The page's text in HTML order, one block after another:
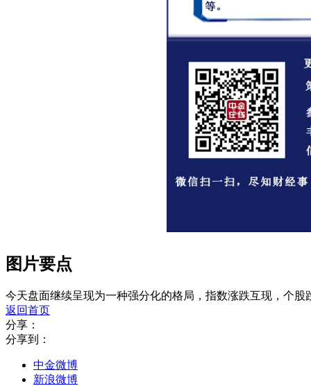
图片要点
今天盘面继续呈现为一种强分化的格局，指数涨跌互现，个
返回首页
分享：
分享到：
中金微博
新浪微博